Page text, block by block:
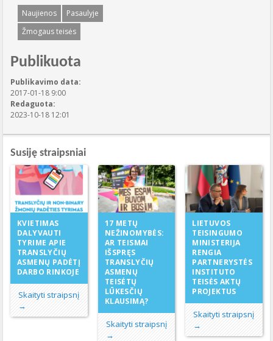
Naujienos
Pasaulyje
Žmogaus teisės
Publikuota
Publikavimo data:
2017-01-18 9:00
Redaguota:
2023-10-18 12:01
Susiję straipsniai
KVIETIMAS
DALYVAUTI
TYRIME APIE
TRANSLYČIŲ
ASMENŲ PADĖTĮ
DARBO RINKOJE
Skaityti straipsnį
→
17 METŲ
NEŽINOMYBĖS:
AR TEISMAI
IŠSPRĘS
TRANSLYČIŲ
ASMENŲ
TEISĖTŲ
LŪKESČIŲ
KLAUSIMĄ?
Skaityti straipsnį
→
LIETUVOS
TEISINGUMO
MINISTERIJA
RENGIA
PARTNERYSTĖS
INSTITUTO
TEISĖS AKTŲ
PROJEKTUS
Skaityti straipsnį
→